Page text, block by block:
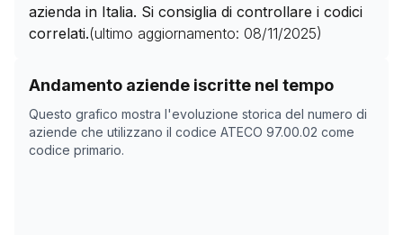
azienda in Italia. Si consiglia di controllare i codici
correlati.(ultimo aggiornamento: 08/11/2025)
Andamento aziende iscritte nel tempo
Questo grafico mostra l'evoluzione storica del numero di
aziende che utilizzano il codice ATECO 97.00.02 come
codice primario.
Storico numero di aziende con codice ATECO
Data rilevazione
31/03/2025
0
15/05/2025